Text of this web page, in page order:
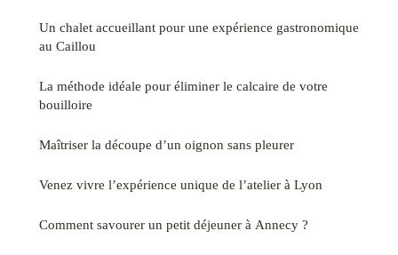
Un chalet accueillant pour une expérience gastronomique
au Caillou
La méthode idéale pour éliminer le calcaire de votre
bouilloire
Maîtriser la découpe d’un oignon sans pleurer
Venez vivre l’expérience unique de l’atelier à Lyon
Comment savourer un petit déjeuner à Annecy ?